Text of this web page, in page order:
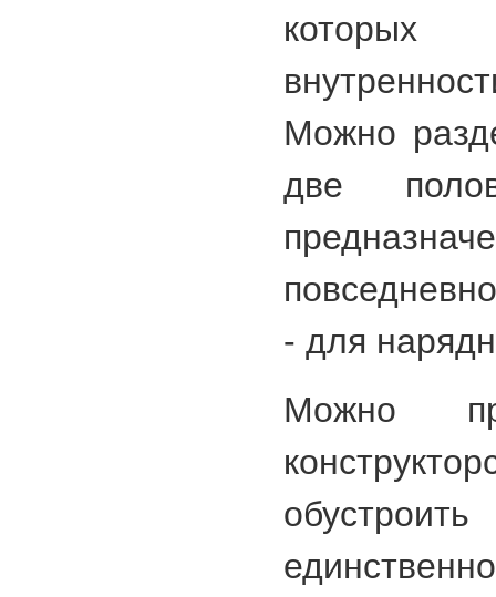
которых
Можно
две
- для
Можно